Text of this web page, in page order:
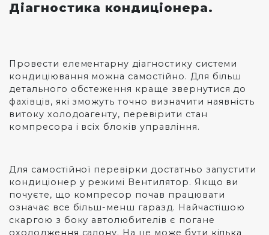
Діагностика кондиціонера.
Провести елементарну діагностику системи
кондиціювання можна самостійно. Для більш
детального обстеження краще звернутися до
фахівців, які зможуть точно визначити наявність
витоку холодоагенту, перевірити стан
компресора і всіх блоків управління.
Для самостійної перевірки достатньо запустити
кондиціонер у режимі Вентилятор. Якщо ви
почуєте, що компресор почав працювати
означає все більш-менш гаразд. Найчастішою
скаргою з боку автолюбителів є погане
охолодження салону. На це може бути кілька